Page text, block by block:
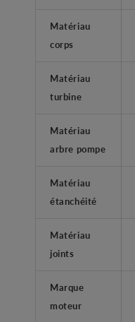
Matériau
corps
Matériau
turbine
Matériau
arbre pompe
Matériau
étanchéité
Matériau
joints
Marque
moteur